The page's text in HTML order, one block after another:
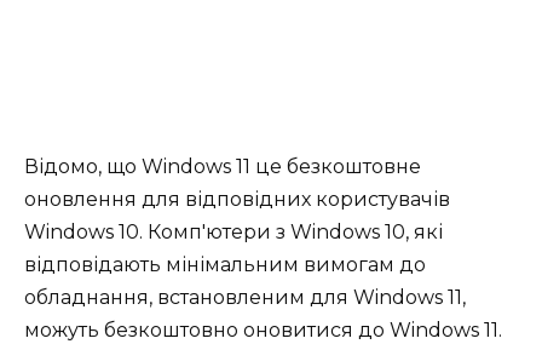
Відомо, що Windows 11 це безкоштовне
оновлення для відповідних користувачів
Windows 10. Комп'ютери з Windows 10, які
відповідають мінімальним вимогам до
обладнання, встановленим для Windows 11,
можуть безкоштовно оновитися до Windows 11.